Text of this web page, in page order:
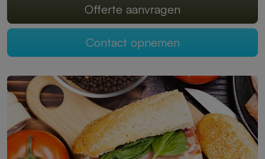
Offerte aanvragen
Contact opnemen